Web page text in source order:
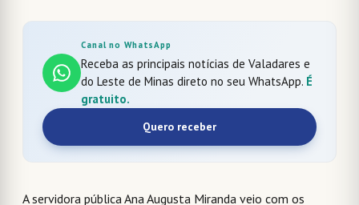
Canal no WhatsApp
Receba as principais notícias de Valadares e
do Leste de Minas direto no seu WhatsApp. É
gratuito.
Quero receber
A servidora pública Ana Augusta Miranda veio com os